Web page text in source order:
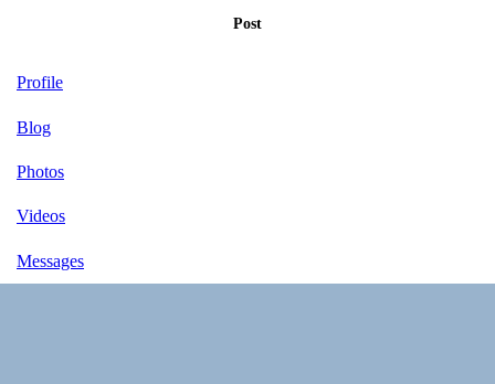
Post
Profile
Blog
Photos
Videos
Messages